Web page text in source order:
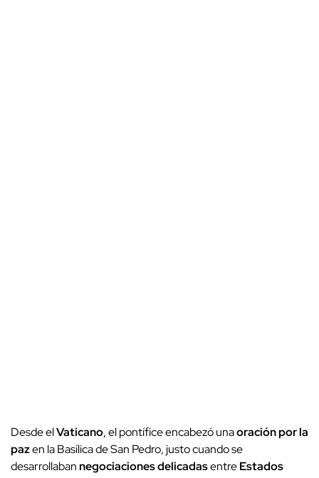
Desde elVaticano, el pontífice encabezó unaoración por la
pazen la Basílica de San Pedro, justo cuando se
desarrollabannegociaciones delicadasentreEstados